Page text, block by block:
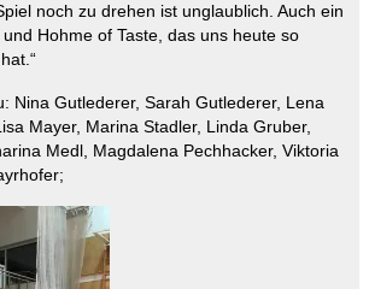
noch zu drehen ist unglaublich. Auch ein
Hohme of Taste, das uns heute so
Nina Gutlederer, Sarah Gutlederer, Lena
Mayer, Marina Stadler, Linda Gruber,
Medl, Magdalena Pechhacker, Viktoria